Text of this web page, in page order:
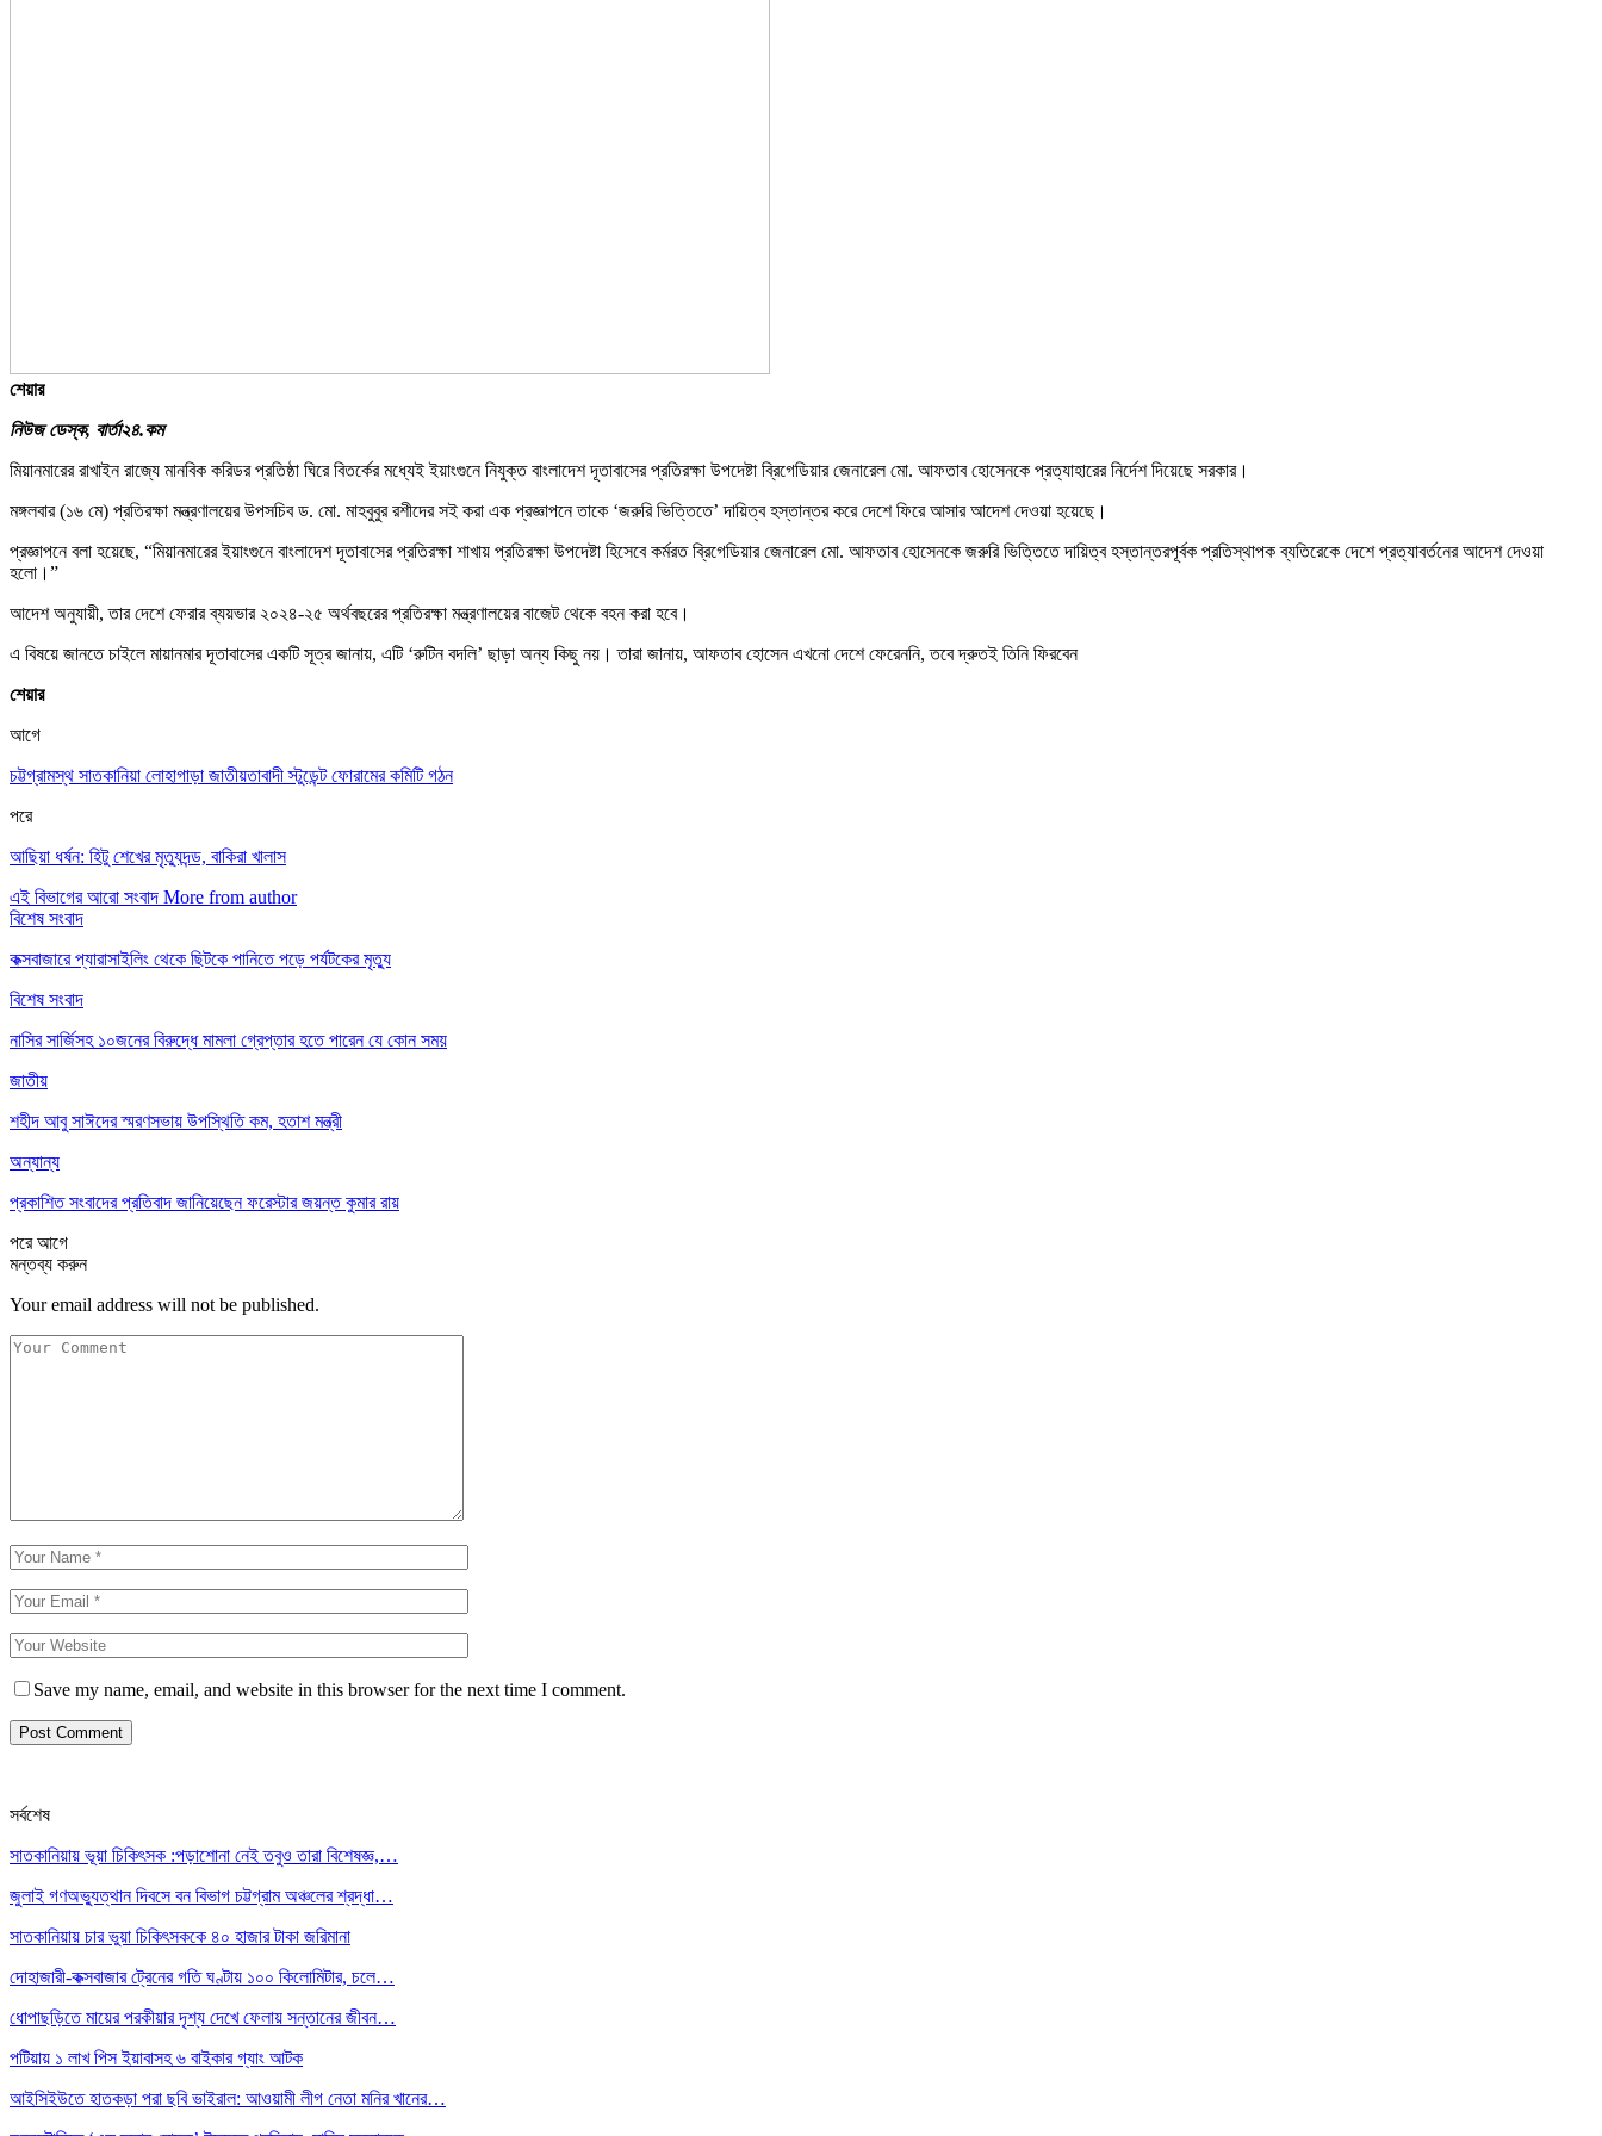
শেয়ার
নিউজ ডেস্ক, বার্তা২৪.কম
মিয়ানমারের রাখাইন রাজ্যে মানবিক করিডর প্রতিষ্ঠা ঘিরে বিতর্কের মধ্যেই ইয়াংগুনে নিযুক্ত বাংলাদেশ দূতাবাসের প্রতিরক্ষা উপদেষ্টা ব্রিগেডিয়ার জেনারেল মো. আফতাব হোসেনকে প্রত্যাহারের নির্দেশ দিয়েছে সরকার।
মঙ্গলবার (১৬ মে) প্রতিরক্ষা মন্ত্রণালয়ের উপসচিব ড. মো. মাহবুবুর রশীদের সই করা এক প্রজ্ঞাপনে তাকে ‘জরুরি ভিত্তিতে’ দায়িত্ব হস্তান্তর করে দেশে ফিরে আসার আদেশ দেওয়া হয়েছে।
প্রজ্ঞাপনে বলা হয়েছে, “মিয়ানমারের ইয়াংগুনে বাংলাদেশ দূতাবাসের প্রতিরক্ষা শাখায় প্রতিরক্ষা উপদেষ্টা হিসেবে কর্মরত ব্রিগেডিয়ার জেনারেল মো. আফতাব হোসেনকে জরুরি ভিত্তিতে দায়িত্ব হস্তান্তরপূর্বক প্রতিস্থাপক ব্যতিরেকে দেশে প্রত্যাবর্তনের আদেশ দেওয়া
হলো।”
আদেশ অনুযায়ী, তার দেশে ফেরার ব্যয়ভার ২০২৪-২৫ অর্থবছরের প্রতিরক্ষা মন্ত্রণালয়ের বাজেট থেকে বহন করা হবে।
এ বিষয়ে জানতে চাইলে মায়ানমার দূতাবাসের একটি সূত্র জানায়, এটি ‘রুটিন বদলি’ ছাড়া অন্য কিছু নয়। তারা জানায়, আফতাব হোসেন এখনো দেশে ফেরেননি, তবে দ্রুতই তিনি ফিরবেন
শেয়ার
আগে
চট্টগ্রামস্থ সাতকানিয়া লোহাগাড়া জাতীয়তাবাদী স্টুডেন্ট ফোরামের কমিটি গঠন
পরে
আছিয়া ধর্ষন: হিটু শেখের মৃত্যুদন্ড, বাকিরা খালাস
এই বিভাগের আরো সংবাদ More from author
বিশেষ সংবাদ
কক্সবাজারে প্যারাসাইলিং থেকে ছিটকে পানিতে পড়ে পর্যটকের মৃত্যু
বিশেষ সংবাদ
নাসির সার্জিসহ ১০জনের বিরুদ্ধে মামলা গ্রেপ্তার হতে পারেন যে কোন সময়
জাতীয়
শহীদ আবু সাঈদের স্মরণসভায় উপস্থিতি কম, হতাশ মন্ত্রী
অন্যান্য
প্রকাশিত সংবাদের প্রতিবাদ জানিয়েছেন ফরেস্টার জয়ন্ত কুমার রায়
পরেআগে
মন্তব্য করুন
Your email address will not be published.
Save my name, email, and website in this browser for the next time I comment.
সর্বশেষ
সাতকানিয়ায় ভূয়া চিকিৎসক :পড়াশোনা নেই তবুও তারা বিশেষজ্ঞ,…
জুলাই গণঅভ্যুত্থান দিবসে বন বিভাগ চট্টগ্রাম অঞ্চলের শ্রদ্ধা…
সাতকানিয়ায় চার ভুয়া চিকিৎসককে ৪০ হাজার টাকা জরিমানা
দোহাজারী-কক্সবাজার ট্রেনের গতি ঘণ্টায় ১০০ কিলোমিটার, চলে…
ধোপাছড়িতে মায়ের পরকীয়ার দৃশ্য দেখে ফেলায় সন্তানের জীবন…
পটিয়ায় ১ লাখ পিস ইয়াবাসহ ৬ বাইকার গ্যাং আটক
আইসিইউতে হাতকড়া পরা ছবি ভাইরাল: আওয়ামী লীগ নেতা মনির খানের…